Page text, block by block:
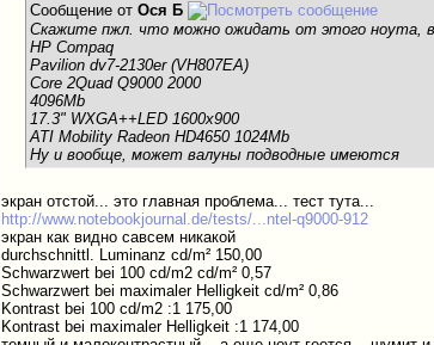
Сообщение отОся Б
Скажите пжл. что можно ожидать от этого ноута,
HP Compaq
Pavilion dv7-2130er (VH807EA)
Core 2Quad Q9000 2000
4096Mb
17.3" WXGA++LED 1600x900
ATI Mobility Radeon HD4650 1024Mb
Ну и вообще, может валуны подводные имеются
экран отстой... это главная проблема... тест тута...
http://www.notebookjournal.de/tests/...ntel-q9000-912
экран как видно савсем никакой
durchschnittl. Luminanz cd/m² 150,00
Schwarzwert bei 100 cd/m2 cd/m² 0,57
Schwarzwert bei maximaler Helligkeit cd/m² 0,86
Kontrast bei 100 cd/m2 :1 175,00
Kontrast bei maximaler Helligkeit :1 174,00